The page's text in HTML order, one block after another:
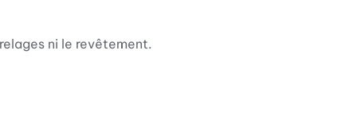
ni le revêtement.